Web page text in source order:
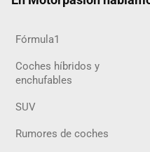
Fórmula1
Coches híbridos y
enchufables
SUV
Rumores de coches